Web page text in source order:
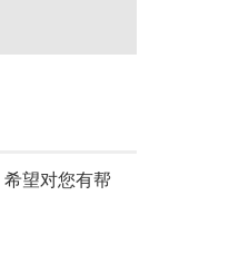
望对您有帮